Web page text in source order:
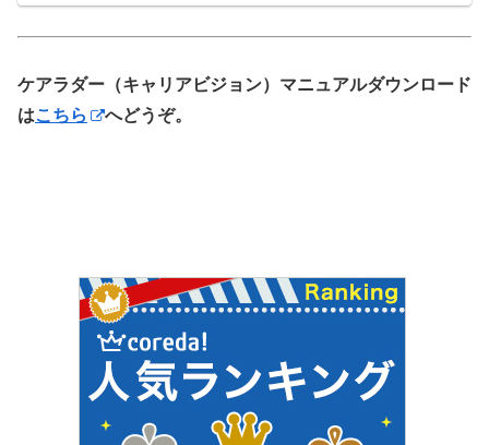
ケアラダー（キャリアビジョン）マニュアルダウンロード
はこちら へどうぞ。